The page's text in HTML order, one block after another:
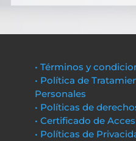
• Términos y
• Política de
Personales
• Políticas de
• Certificado de
• Políticas de